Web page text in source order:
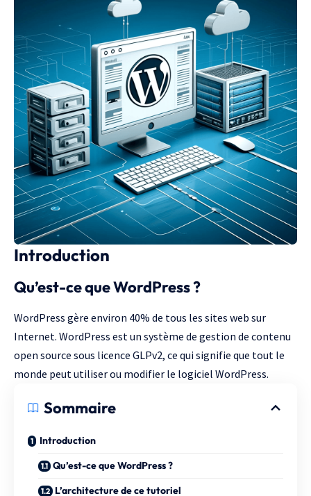
Introduction
Qu’est-ce que WordPress ?
WordPress gère environ 40% de tous les sites web sur
Internet. WordPress est un système de gestion de contenu
open source sous licence GLPv2, ce qui signifie que tout le
monde peut utiliser ou modifier le logiciel WordPress.
Sommaire
Introduction
Qu’est-ce que WordPress ?
L’architecture de ce tutoriel